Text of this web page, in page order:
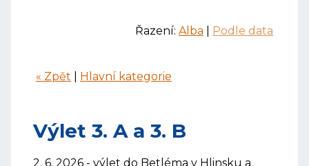
Řazení: Alba Podle data
« Zpět Hlavní kategorie
Výlet 3. A a 3. B
2. 6. 2026 - výlet do Betléma v Hlinsku a